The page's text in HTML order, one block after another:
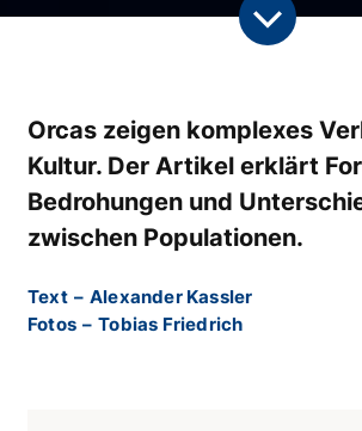
Orcas zeigen komplexes
Kultur. Der Artikel erklärt
Bedrohungen und
zwischen Populationen.
Text – Alexander Kassler
Fotos – Tobias Friedrich